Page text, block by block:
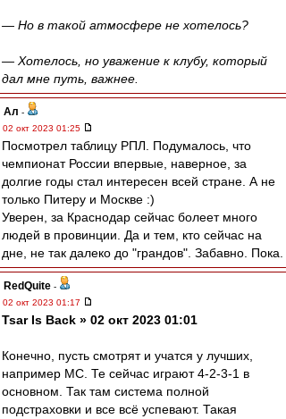
— Но в такой атмосфере не хотелось?
— Хотелось, но уважение к клубу, который
дал мне путь, важнее.
Ал -
02 окт 2023 01:25
Посмотрел таблицу РПЛ. Подумалось, что
чемпионат России впервые, наверное, за
долгие годы стал интересен всей стране. А не
только Питеру и Москве :)
Уверен, за Краснодар сейчас болеет много
людей в провинции. Да и тем, кто сейчас на
дне, не так далеко до "грандов". Забавно. Пока.
RedQuite -
02 окт 2023 01:17
Tsar Is Back » 02 окт 2023 01:01
Конечно, пусть смотрят и учатся у лучших,
например МС. Те сейчас играют 4-2-3-1 в
основном. Так там система полной
подстраховки и все всё успевают. Такая